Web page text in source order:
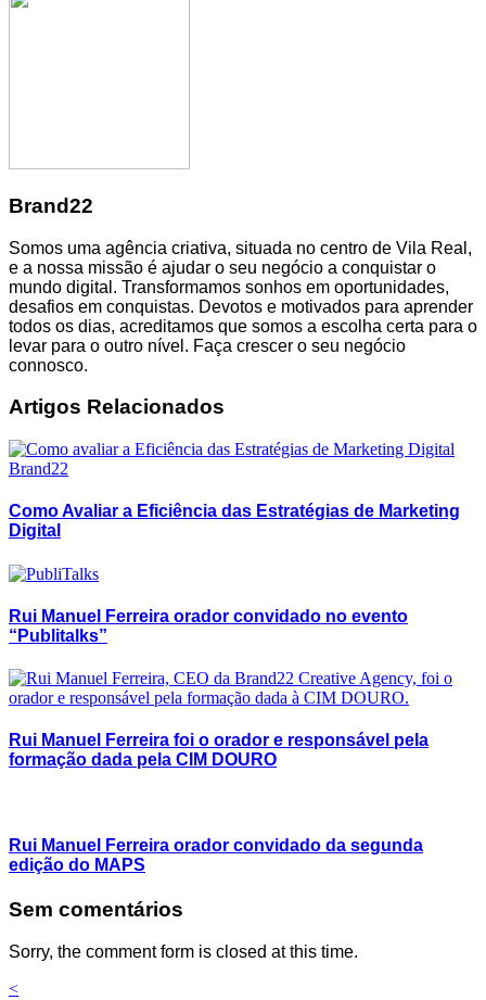
Brand22
Somos uma agência criativa, situada no centro de Vila Real,
e a nossa missão é ajudar o seu negócio a conquistar o
mundo digital. Transformamos sonhos em oportunidades,
desafios em conquistas. Devotos e motivados para aprender
todos os dias, acreditamos que somos a escolha certa para o
levar para o outro nível. Faça crescer o seu negócio
connosco.
Como Avaliar a Eficiência das Estratégias de Marketing
Digital
Rui Manuel Ferreira orador convidado no evento
“Publitalks”
Rui Manuel Ferreira foi o orador e responsável pela
formação dada pela CIM DOURO
Rui Manuel Ferreira orador convidado da segunda
edição do MAPS
Sem comentários
Sorry, the comment form is closed at this time.
<